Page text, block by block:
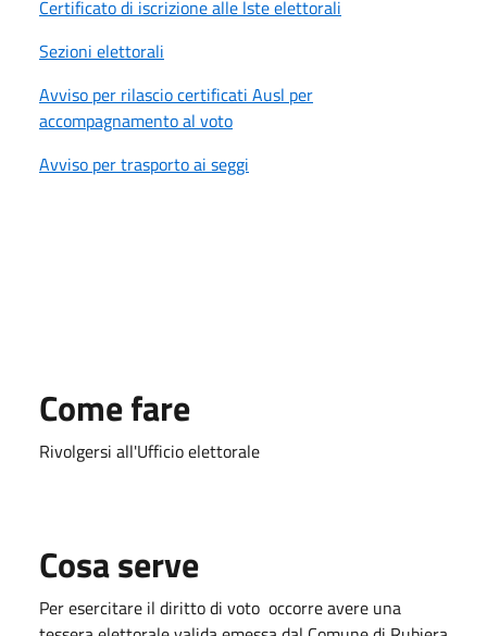
Certificato di iscrizione alle lste elettorali
Sezioni elettorali
Avviso per rilascio certificati Ausl per
accompagnamento al voto
Avviso per trasporto ai seggi
Come fare
Rivolgersi all'Ufficio elettorale
Cosa serve
Per esercitare il diritto di voto occorre avere una